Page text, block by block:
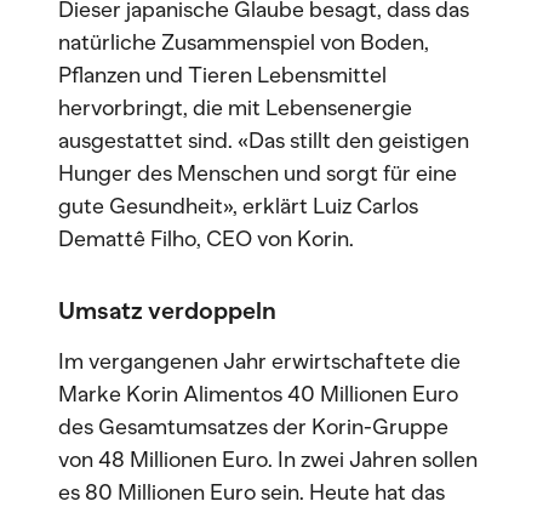
Dieser japanische Glaube besagt, dass das
natürliche Zusammenspiel von Boden,
Pflanzen und Tieren Lebensmittel
hervorbringt, die mit Lebensenergie
ausgestattet sind. «Das stillt den geistigen
Hunger des Menschen und sorgt für eine
gute Gesundheit», erklärt Luiz Carlos
Demattê Filho, CEO von Korin.
Umsatz verdoppeln
Im vergangenen Jahr erwirtschaftete die
Marke Korin Alimentos 40 Millionen Euro
des Gesamtumsatzes der Korin-Gruppe
von 48 Millionen Euro. In zwei Jahren sollen
es 80 Millionen Euro sein. Heute hat das